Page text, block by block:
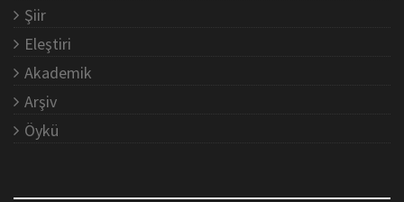
Şiir
Eleştiri
Akademik
Arşiv
Öykü